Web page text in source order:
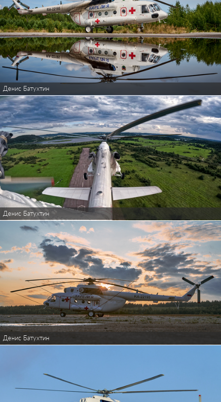
Денис Батухтин
Денис Батухтин
Денис Батухтин